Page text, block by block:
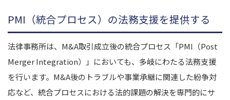
PMI（統合プロセス）の法務支援を提供する
法律事務所は、M&A取引成立後の統合プロセス「PMI（Post
Merger Integration）」においても、多岐にわたる法務支援
を行います。M&A後のトラブルや事業承継に関連した紛争対
応など、統合プロセスにおける法的課題の解決を専門的にサ